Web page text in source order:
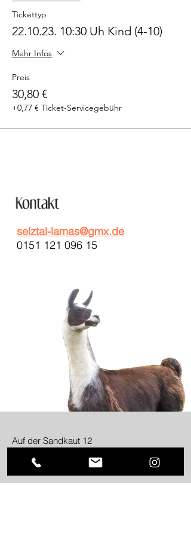
Tickettyp
22.10.23. 10:30 Uh Kind (4-10)
Mehr Infos
Preis
30,80 €
+0,77 € Ticket-Servicegebühr
selztal-lamas@gmx.de
0151 121 096 15
Auf der Sandkaut 12